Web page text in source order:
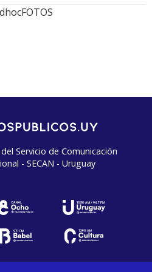
Servicio de Comunicación
- SECAN - Uruguay